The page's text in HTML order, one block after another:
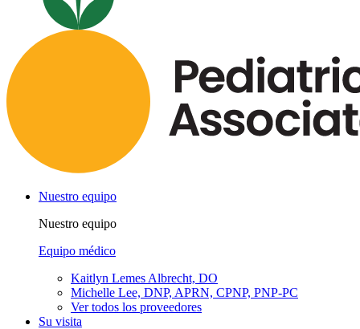
Nuestro equipo
Nuestro equipo
Equipo médico
Kaitlyn Lemes Albrecht, DO
Michelle Lee, DNP, APRN, CPNP, PNP-PC
Ver todos los proveedores
Su visita